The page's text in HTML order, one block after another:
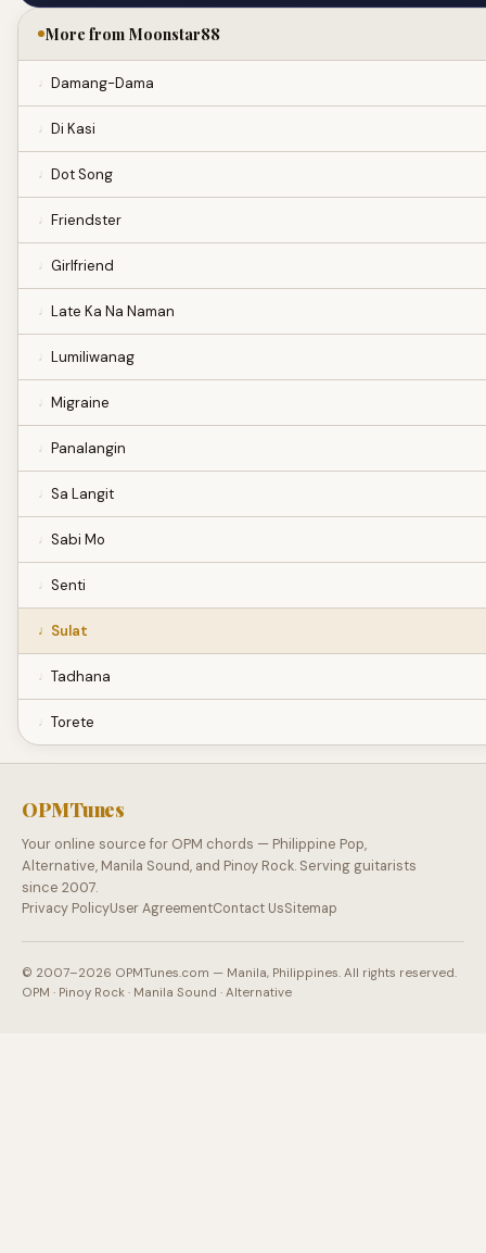
More from Moonstar88
Damang-Dama
Di Kasi
Dot Song
Friendster
Girlfriend
Late Ka Na Naman
Lumiliwanag
Migraine
Panalangin
Sa Langit
Sabi Mo
Senti
Sulat
Tadhana
Torete
OPMTunes
Your online source for OPM chords — Philippine Pop,
Alternative, Manila Sound, and Pinoy Rock. Serving guitarists
since 2007.
Privacy PolicyUser AgreementContact UsSitemap
© 2007–2026 OPMTunes.com — Manila, Philippines. All rights reserved.
OPM · Pinoy Rock · Manila Sound · Alternative